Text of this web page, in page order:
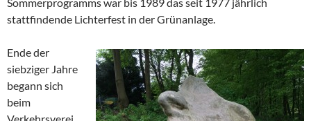
stattfindende Lichterfest in der Grünanlage.
Ende der
siebziger Jahre
begann sich
beim